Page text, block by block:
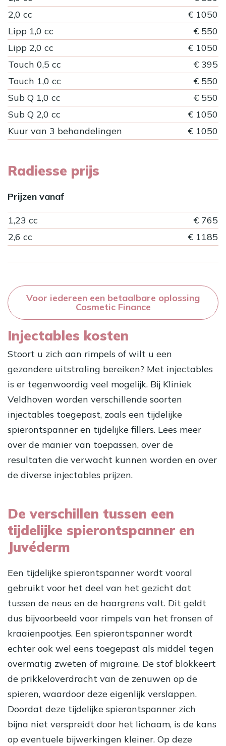
2,0 cc
€ 1050
Lipp 1,0 cc
€ 550
Lipp 2,0 cc
€ 1050
Touch 0,5 cc
€ 395
Touch 1,0 cc
€ 550
Sub Q 1,0 cc
€ 550
Sub Q 2,0 cc
€ 1050
Kuur van 3 behandelingen
€ 1050
Radiesse prijs
Prijzen vanaf
1,23 cc
€ 765
2,6 cc
€ 1185
Voor iedereen een betaalbare oplossing
Cosmetic Finance
Injectables kosten
Stoort u zich aan rimpels of wilt u een
gezondere uitstraling bereiken? Met injectables
is er tegenwoordig veel mogelijk. Bij Kliniek
Veldhoven worden verschillende soorten
injectables toegepast, zoals een tijdelijke
spierontspanner en tijdelijke fillers. Lees meer
over de manier van toepassen, over de
resultaten die verwacht kunnen worden en over
de diverse injectables prijzen.
De verschillen tussen een
tijdelijke spierontspanner en
Juvéderm
Een tijdelijke spierontspanner wordt vooral
gebruikt voor het deel van het gezicht dat
tussen de neus en de haargrens valt. Dit geldt
dus bijvoorbeeld voor rimpels van het fronsen of
kraaienpootjes. Een spierontspanner wordt
echter ook wel eens toegepast als middel tegen
overmatig zweten of migraine. De stof blokkeert
de prikkeloverdracht van de zenuwen op de
spieren, waardoor deze eigenlijk verslappen.
Doordat deze tijdelijke spierontspanner zich
bijna niet verspreidt door het lichaam, is de kans
op eventuele bijwerkingen kleiner. Op deze